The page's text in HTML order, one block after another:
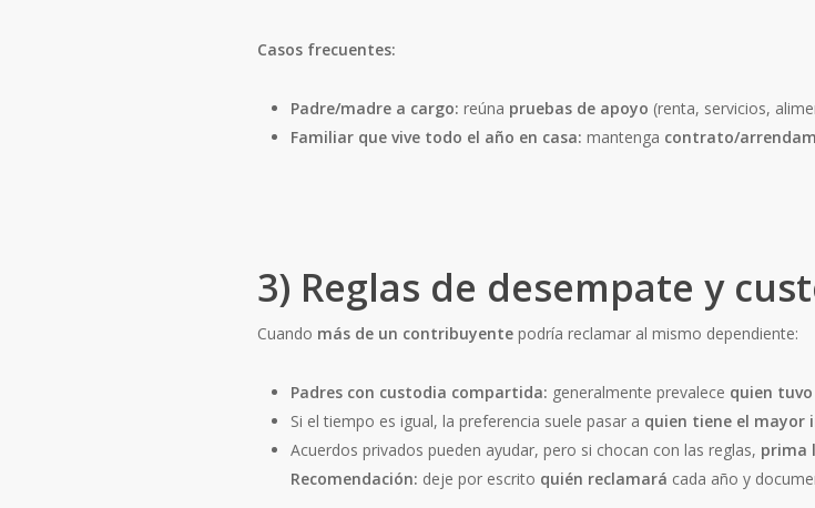
Casos frecuentes:
Padre/madre a cargo: reúna pruebas de apoyo (renta, servicios,
Familiar que vive todo el año en casa: mantenga contrato/
3) Reglas de desempate y
Cuando más de un contribuyente podría reclamar al mismo dependiente:
Padres con custodia compartida: generalmente prevalece quien
Si el tiempo es igual, la preferencia suele pasar a quien tiene el mayor
Acuerdos privados pueden ayudar, pero si chocan con las reglas, prima
Recomendación: deje por escrito quién reclamará cada año y